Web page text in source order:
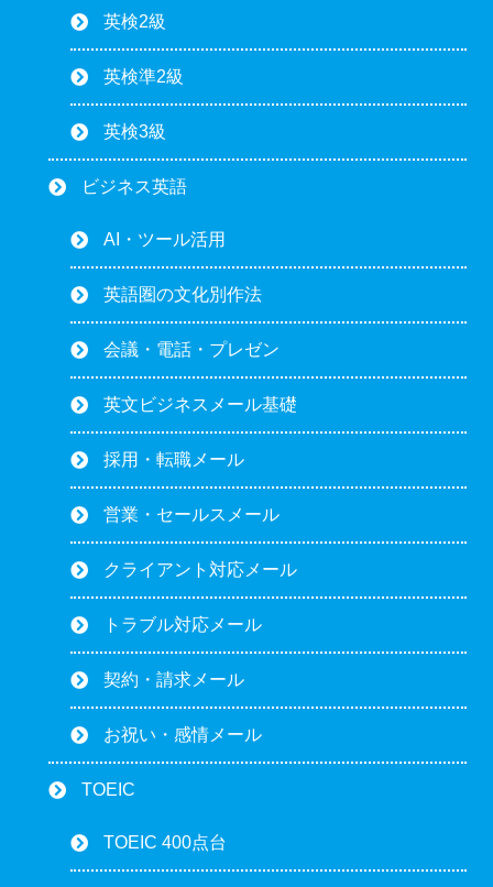
英検2級
英検準2級
英検3級
ビジネス英語
AI・ツール活用
英語圏の文化別作法
会議・電話・プレゼン
英文ビジネスメール基礎
採用・転職メール
営業・セールスメール
クライアント対応メール
トラブル対応メール
契約・請求メール
お祝い・感情メール
TOEIC
TOEIC 400点台